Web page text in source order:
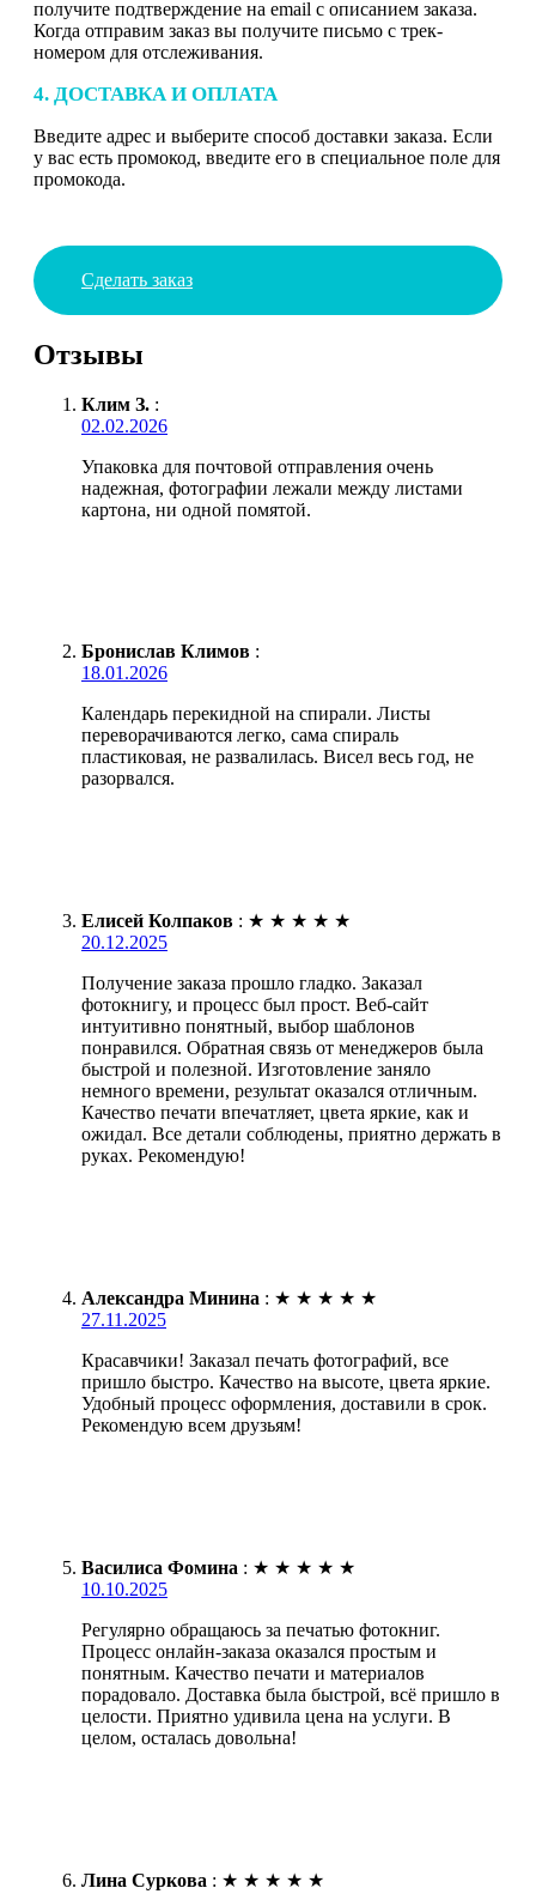
получите подтверждение на email с описанием заказа.
Когда отправим заказ вы получите письмо с трек-
номером для отслеживания.
4. ДОСТАВКА И ОПЛАТА
Введите адрес и выберите способ доставки заказа. Если
у вас есть промокод, введите его в специальное поле для
промокода.
Сделать заказ
Отзывы
Клим З. :
02.02.2026
Упаковка для почтовой отправления очень
надежная, фотографии лежали между листами
картона, ни одной помятой.
Бронислав Климов :
18.01.2026
Календарь перекидной на спирали. Листы
переворачиваются легко, сама спираль
пластиковая, не развалилась. Висел весь год, не
разорвался.
Елисей Колпаков : ★ ★ ★ ★ ★
20.12.2025
Получение заказа прошло гладко. Заказал
фотокнигу, и процесс был прост. Веб-сайт
интуитивно понятный, выбор шаблонов
понравился. Обратная связь от менеджеров была
быстрой и полезной. Изготовление заняло
немного времени, результат оказался отличным.
Качество печати впечатляет, цвета яркие, как и
ожидал. Все детали соблюдены, приятно держать в
руках. Рекомендую!
Александра Минина : ★ ★ ★ ★ ★
27.11.2025
Красавчики! Заказал печать фотографий, все
пришло быстро. Качество на высоте, цвета яркие.
Удобный процесс оформления, доставили в срок.
Рекомендую всем друзьям!
Василиса Фомина : ★ ★ ★ ★ ★
10.10.2025
Регулярно обращаюсь за печатью фотокниг.
Процесс онлайн-заказа оказался простым и
понятным. Качество печати и материалов
порадовало. Доставка была быстрой, всё пришло в
целости. Приятно удивила цена на услуги. В
целом, осталась довольна!
Лина Суркова : ★ ★ ★ ★ ★